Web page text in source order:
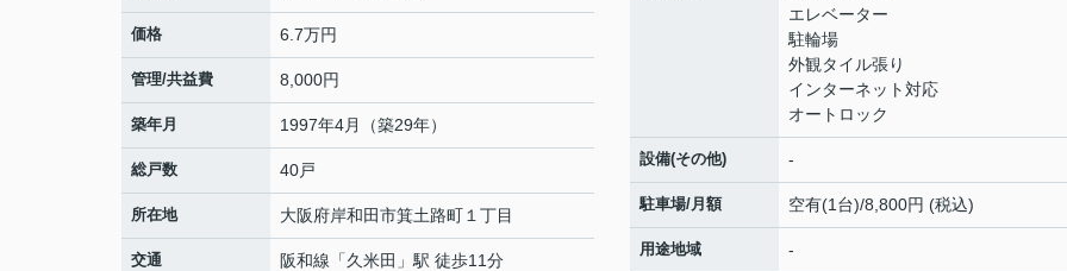
価格 6.7万円
管理/共益費 8,000円
築年月 1997年4月（築29年）
総戸数 40戸
所在地 大阪府岸和田市箕土路町 １丁目
交通 阪和線 「久米田 」駅 徒歩11分
エレベーター
駐輪場
外観タイル張り
インターネット対応
オートロック
設備(その他) -
駐車場/月額 空有(1台)/8,800円 (税込)
用途地域 -